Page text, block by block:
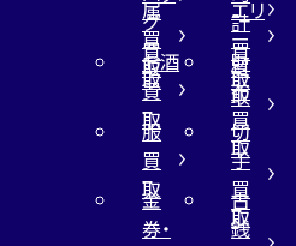
属
買
取
エリ
ー
買
取
グ
買
取
計
買
取
お酒
買
取
財
布
買
取
服
買
取
切
手
買
取
金
券・
古
銭